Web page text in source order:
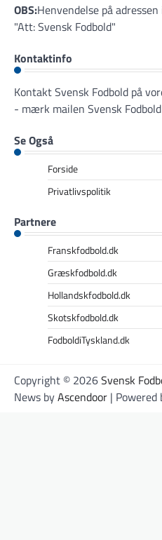
OBS:Henvendelse på
"Att: Svensk Fodbold"
Kontaktinfo
Kontakt Svensk Fodbold på
- mærk mailen Svensk Fodbold
Se Også
Forside
Privatlivspolitik
Partnere
Franskfodbold.dk
Græskfodbold.dk
Hollandskfodbold.dk
Skotskfodbold.dk
FodboldiTyskland.dk
Copyright © 2026Svensk
News byAscendoor | Powered